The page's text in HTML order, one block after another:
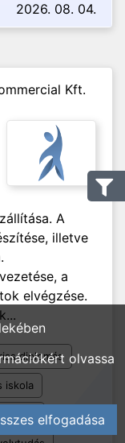
2026. 08. 04.
Kft.
A
illetve
a
elvégzése.
diplomás
iskola
olvassa
elfogadása